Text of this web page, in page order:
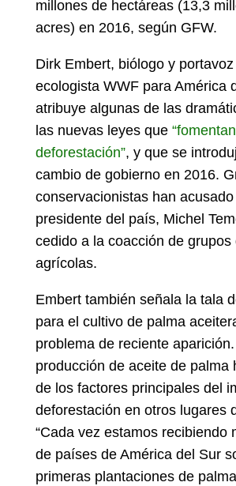
millones de hectáreas (13,3
acres) en 2016, según GFW.
Dirk Embert, biólogo y
ecologista WWF para América
atribuye algunas de las
las nuevas leyes que
deforestación”, y que se
cambio de gobierno en 2016.
conservacionistas han acusado
presidente del país, Michel
cedido a la coacción de grupos
agrícolas.
Embert también señala la tala
para el cultivo de palma
problema de reciente
producción de aceite de palma
de los factores principales del
deforestación en otros lugares
“Cada vez estamos recibiendo
de países de América del Sur
primeras plantaciones de